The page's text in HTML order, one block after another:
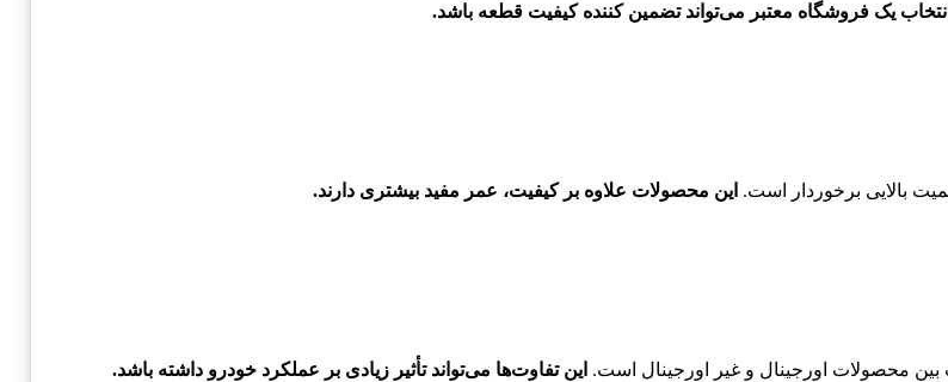
انتخاب یک فروشگاه معتبر می‌تواند تضمین کننده کیفیت قطعه باشد.
این محصولات علاوه بر کیفیت، عمر مفید بیشتری دارند.
این تفاوت‌ها می‌تواند تأثیر زیادی بر عملکرد خودرو داشته باشد.